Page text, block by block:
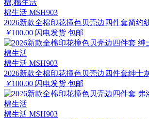
棉生活 MSH903
2026新款全棉印花撞色贝壳边四件套简约
￥100.00 闪电发货 包邮
棉生活 MSH903
2026新款全棉印花撞色贝壳边四件套绅士
￥100.00 闪电发货 包邮
棉生活 MSH903